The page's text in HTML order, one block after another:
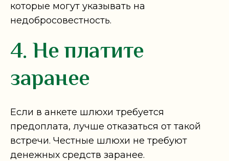
которые могут указывать на
недобросовестность.
4. Не платите
заранее
Если в анкете шлюхи требуется
предоплата, лучше отказаться от такой
встречи. Честные шлюхи не требуют
денежных средств заранее.